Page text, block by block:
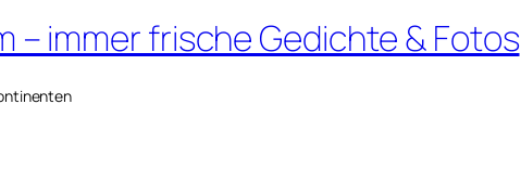
– immer frische Gedichte & Fotos